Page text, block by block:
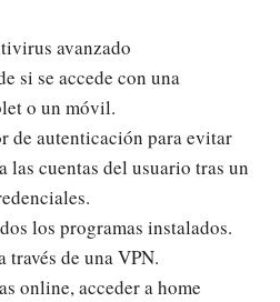
avanzado
si se accede con una
o un móvil.
de autenticación para evitar
las cuentas del usuario tras un
los programas instalados.
de una VPN.
online, acceder a home